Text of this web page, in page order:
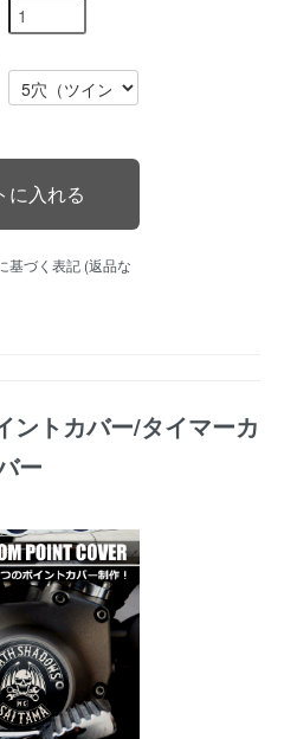
基づく表記 (返品な
ントカバー/タイマーカ
ー